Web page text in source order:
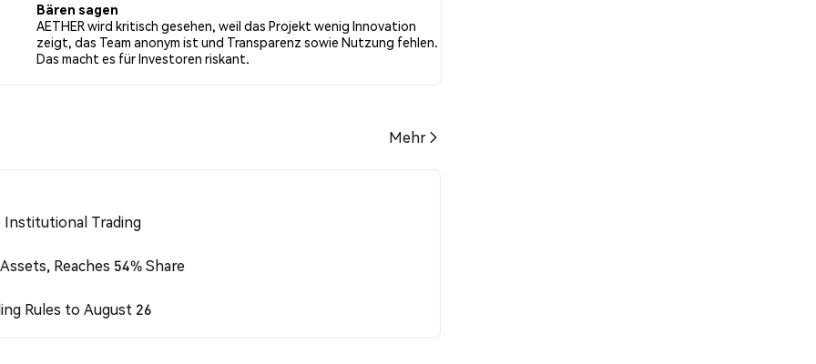
Bären sagen
AETHER wird kritisch gesehen, weil das Projekt wenig Innovation
zeigt, das Team anonym ist und Transparenz sowie Nutzung fehlen.
Das macht es für Investoren riskant.
Mehr
Institutional Trading
Reaches 54% Share
Rules to August 26